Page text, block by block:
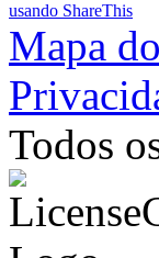
Mapa
Todos